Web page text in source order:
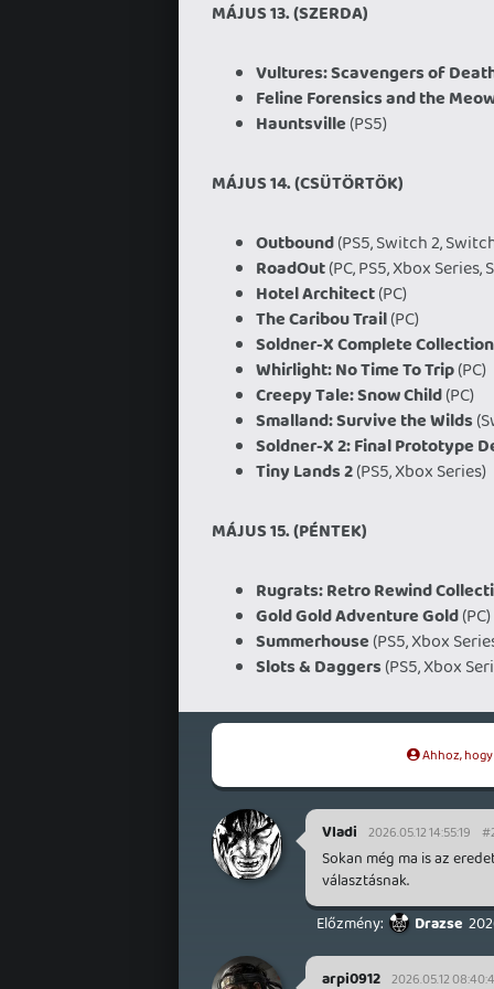
MÁJUS 13. (SZERDA)
Vultures: Scavengers of
Feline Forensics and the
Hauntsville (PS5)
MÁJUS 14. (CSÜTÖRTÖK)
Outbound(PS5, Switch 2,
RoadOut(PC, PS5, Xbox Series,
Hotel Architect(PC)
The Caribou Trail(PC)
Soldner-X Complete Collection
Whirlight: No Time To Trip(PC)
Creepy Tale: Snow Child(PC)
Smalland: Survive the Wilds
Soldner-X 2: Final Prototype
Tiny Lands 2(PS5, Xbox Series)
MÁJUS 15. (PÉNTEK)
Rugrats: Retro Rewind
Gold Gold Adventure Gold(PC)
Summerhouse (PS5, Xbox
Slots & Daggers(PS5, Xbox
Ahhoz,
Vladi 2026.05.12 14:55:19
Sokan még ma is az
választásnak.
Drazse
arpi0912 2026.05.12